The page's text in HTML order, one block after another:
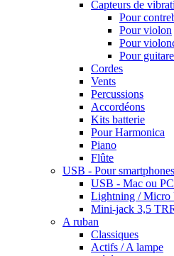
Capteurs de
Pour
Pour violon
Pour
Pour guitare
Cordes
Vents
Percussions
Accordéons
Kits batterie
Pour Harmonica
Piano
Flûte
USB - Pour
USB - Mac ou PC
Lightning / Micro
Mini-jack 3,5
A ruban
Classiques
Actifs / A lampe